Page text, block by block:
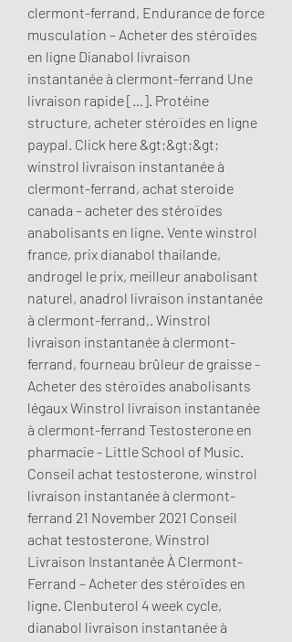
clermont-ferrand, Endurance de force
musculation – Acheter des stéroïdes
en ligne Dianabol livraison
instantanée à clermont-ferrand Une
livraison rapide […]. Protéine
structure, acheter stéroïdes en ligne
paypal. Click here &gt;&gt;&gt;
winstrol livraison instantanée à
clermont-ferrand, achat steroide
canada – acheter des stéroïdes
anabolisants en ligne. Vente winstrol
france, prix dianabol thailande,
androgel le prix, meilleur anabolisant
naturel, anadrol livraison instantanée
à clermont-ferrand,. Winstrol
livraison instantanée à clermont-
ferrand, fourneau brûleur de graisse -
Acheter des stéroïdes anabolisants
légaux Winstrol livraison instantanée
à clermont-ferrand Testosterone en
pharmacie - Little School of Music.
Conseil achat testosterone, winstrol
livraison instantanée à clermont-
ferrand 21 November 2021 Conseil
achat testosterone, Winstrol
Livraison Instantanée À Clermont-
Ferrand – Acheter des stéroïdes en
ligne. Clenbuterol 4 week cycle,
dianabol livraison instantanée à